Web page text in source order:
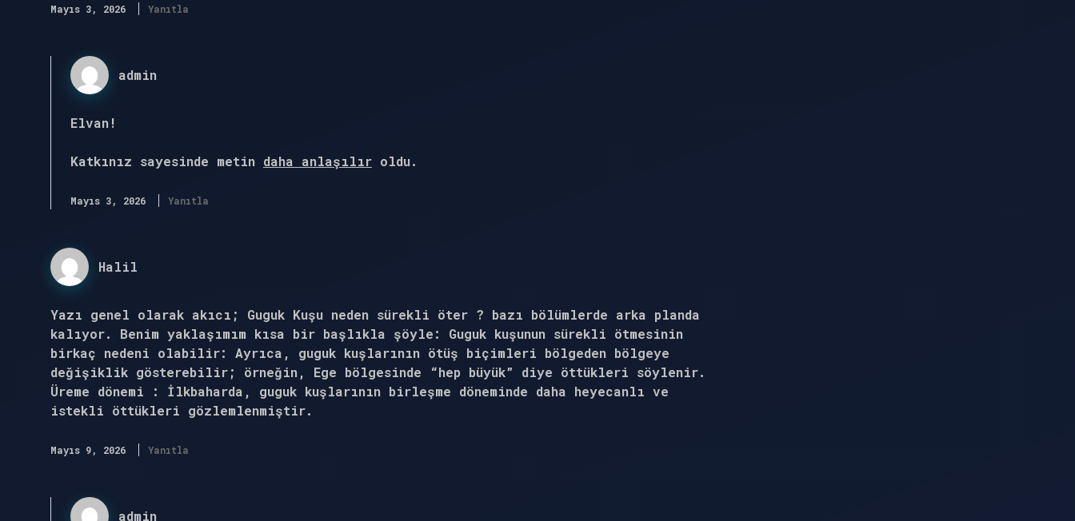
Mayıs 3, 2026 Yanıtla
admin
Elvan!
Katkınız sayesinde metin daha anlaşılır oldu.
Mayıs 3, 2026 Yanıtla
Halil
Yazı genel olarak akıcı; Guguk Kuşu neden sürekli öter ? bazı bölümlerde arka planda
kalıyor. Benim yaklaşımım kısa bir başlıkla şöyle: Guguk kuşunun sürekli ötmesinin
birkaç nedeni olabilir: Ayrıca, guguk kuşlarının ötüş biçimleri bölgeden bölgeye
değişiklik gösterebilir; örneğin, Ege bölgesinde “hep büyük” diye öttükleri söylenir.
Üreme dönemi : İlkbaharda, guguk kuşlarının birleşme döneminde daha heyecanlı ve
istekli öttükleri gözlemlenmiştir.
Mayıs 9, 2026 Yanıtla
admin